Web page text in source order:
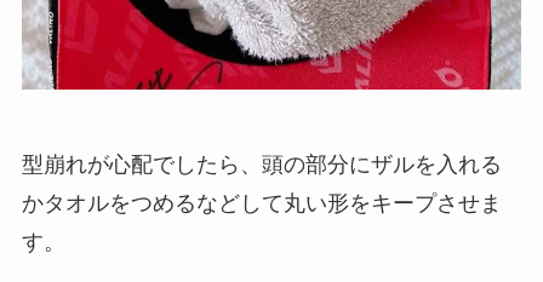
型崩れが心配でしたら、頭の部分にザルを入れる
かタオルをつめるなどして丸い形をキープさせま
す。